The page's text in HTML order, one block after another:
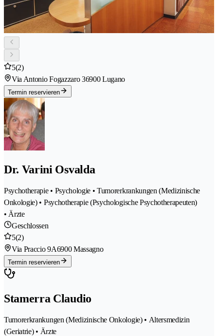
5(2)
Via Antonio Fogazzaro 36900 Lugano
Termin reservieren
Dr. Varini Osvalda
Psychotherapie • Psychologie • Tumorerkrankungen (Medizinische
Onkologie) • Psychotherapie (Psychologische Psychotherapeuten)
• Ärzte
Geschlossen
5(2)
Via Praccio 9A6900 Massagno
Termin reservieren
Stamerra Claudio
Tumorerkrankungen (Medizinische Onkologie) • Altersmedizin
(Geriatrie) • Ärzte